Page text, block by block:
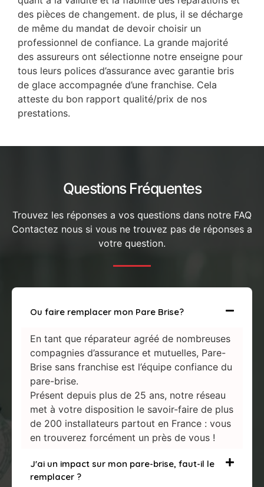
des pièces de changement. de plus, il se décharge
de même du mandat de devoir choisir un
professionnel de confiance. La grande majorité
des assureurs ont sélectionne notre enseigne pour
tous leurs polices d’assurance avec garantie bris
de glace accompagnée d’une franchise. Cela
atteste du bon rapport qualité/prix de nos
prestations.
Questions Fréquentes
Trouvez les réponses a vos questions dans notre FAQ
Contactez nous si vous ne trouvez pas de réponses a
votre question.
Ou faire remplacer mon Pare Brise?
En tant que réparateur agréé de nombreuses
compagnies d’assurance et mutuelles, Pare-
Brise sans franchise est l’équipe confiance du
pare-brise.
Présent depuis plus de 25 ans, notre réseau
met à votre disposition le savoir-faire de plus
de 200 installateurs partout en France : vous
en trouverez forcément un près de vous !
J'ai un impact sur mon pare-brise, faut-il le
remplacer ?